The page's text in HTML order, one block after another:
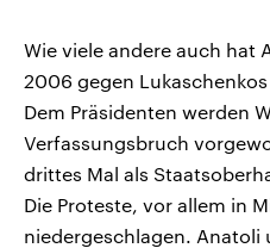
Wie viele andere auch hat
2006 gegen
Dem Präsidenten werden
Verfassungsbruch
drittes Mal als
Die Proteste, vor allem in
niedergeschlagen. Anatoli